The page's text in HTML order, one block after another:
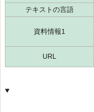
テキストの言語
資料情報1
URL